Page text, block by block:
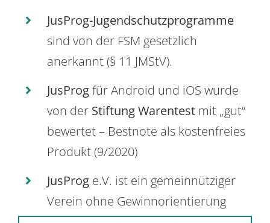
JusProg-Jugendschutzprogramme
sind von der FSM gesetzlich
anerkannt (§ 11 JMStV).
JusProgfür Android und iOS wurde
von der Stiftung Warentest mit „gut“
bewertet – Bestnote als kostenfreies
Produkt (9/2020)
JusProg e.V. ist ein gemeinnütziger
Verein ohne Gewinnorientierung